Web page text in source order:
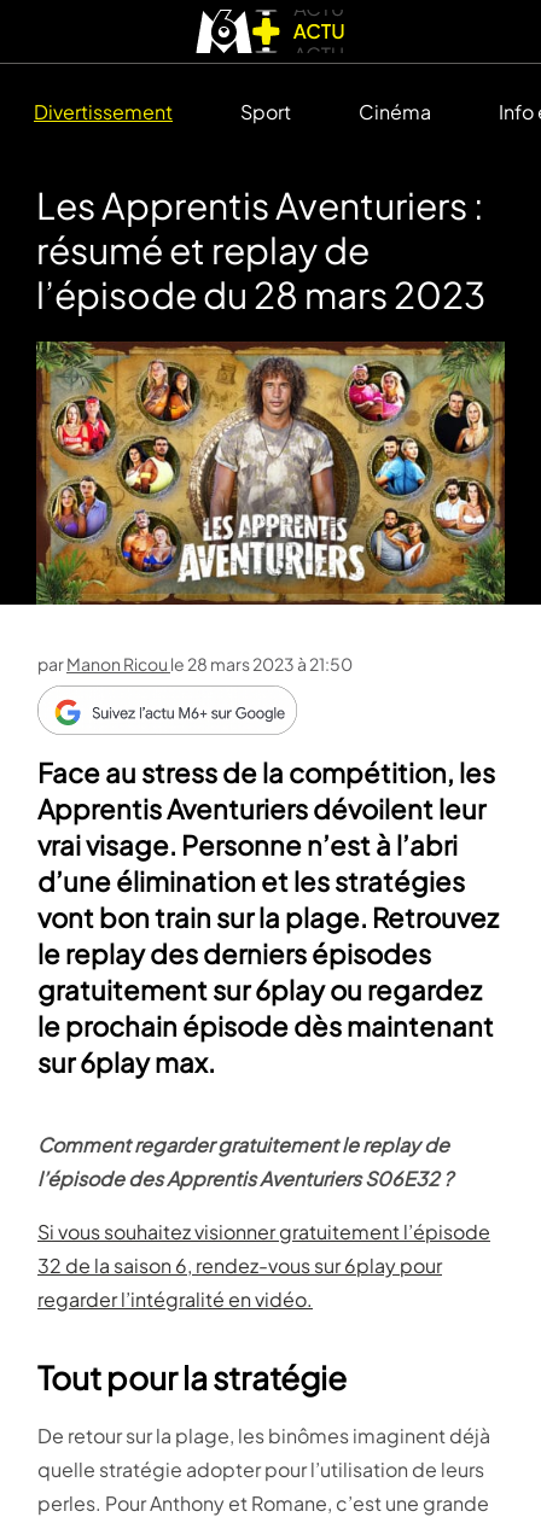
Divertissement Sport Cinéma Info
Les Apprentis Aventuriers :
résumé et replay de
l’épisode du 28 mars 2023
parManon Ricou le 28 mars 2023 à 21:50
Face au stress de la compétition, les
Apprentis Aventuriers dévoilent leur
vrai visage. Personne n’est à l’abri
d’une élimination et les stratégies
vont bon train sur la plage. Retrouvez
le replay des derniers épisodes
gratuitement sur 6play ou regardez
le prochain épisode dès maintenant
sur 6play max.
Comment regarder gratuitement le replay de
l’épisode des Apprentis Aventuriers S06E32 ?
Si vous souhaitez visionner gratuitement l’épisode
32 de la saison 6, rendez-vous sur 6play pour
regarder l’intégralité en vidéo.
Tout pour la stratégie
De retour sur la plage, les binômes imaginent déjà
quelle stratégie adopter pour l’utilisation de leurs
perles. Pour Anthony et Romane, c’est une grande